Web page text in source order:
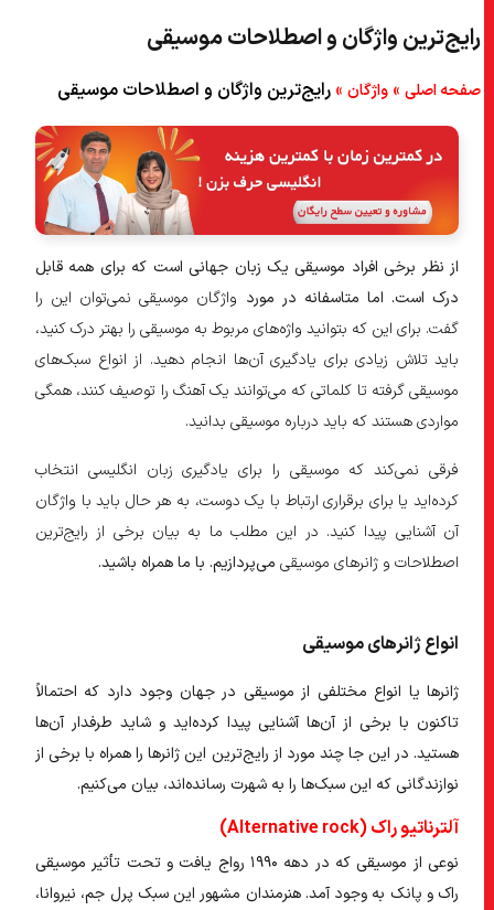
۵) مردمی/ محلی (Folk)
۶) هوی متال (Heavy metal)
۷) جاز (Jazz)
۱۰) رگی (Reggae)
۱۱) راک (Rock)
۱۳) جمع‌بندی
رایج‌ترین واژگان و اصطلاحات موسیقی
صفحه اصلی»واژگان»رایج‌ترین واژگان و اصطلاحات موسیقی
از نظر برخی افراد موسیقی یک زبان جهانی است که برای همه قابل
درک است. اما متاسفانه در موردواژگان موسیقی نمی‌توان این را
گفت. برای این که بتوانید واژه‌های مربوط به موسیقی را بهتر درک کنید،
باید تلاش زیادی برای یادگیری آن‌ها انجام دهید. از انواع سبک‌های
موسیقی گرفته تا کلماتی که می‌توانند یک آهنگ را توصیف کنند، همگی
مواردی هستند که باید درباره موسیقی بدانید.
فرقی نمی‌کند که موسیقی را برای یادگیری زبان انگلیسی انتخاب
کرده‌اید یا برای برقراری ارتباط با یک دوست، به هر حال باید با واژگان
آن آشنایی پیدا کنید. در این مطلب ما به بیان برخی از رایج‌ترین
اصطلاحات و ژانر‌های موسیقیمی‌پردازیم. با ما همراه باشید.
انواع ژانر‌های موسیقی
ژانر‌ها یا انواع مختلفی از موسیقی در جهان وجود دارد که احتمالاً
تاکنون با برخی از آن‌ها آشنایی پیدا کرده‌اید و شاید طرفدار آن‌ها
هستید. در این جا چند مورد از رایج‌ترین این ژانر‌ها را همراه با برخی از
نوازندگانی که این سبک‌ها را به شهرت رسانده‌اند، بیان می‌کنیم.
آلترناتیو راک (Alternative rock)
نوعی از موسیقی که در دهه ۱۹۹۰ رواج یافت و تحت تأثیر موسیقی
راک و پانک به وجود آمد. هنرمندان مشهور این سبک پرل جم، نیروانا،